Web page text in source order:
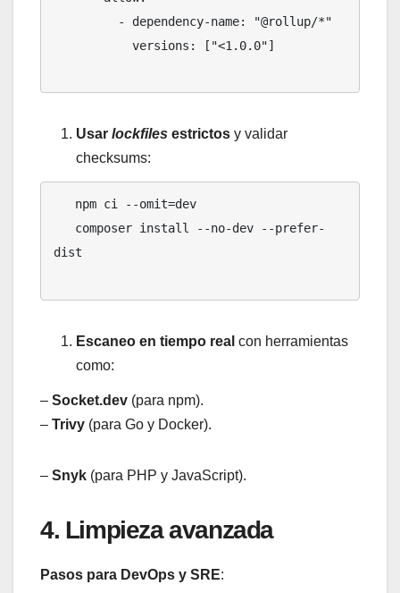
Usar lockfiles estrictos y validar
checksums:
dist
Escaneo en tiempo real con herramientas
como:
– Socket.dev (para npm).
– Trivy (para Go y Docker).
– Snyk (para PHP y JavaScript).
4. Limpieza avanzada
Pasos para DevOps y SRE: